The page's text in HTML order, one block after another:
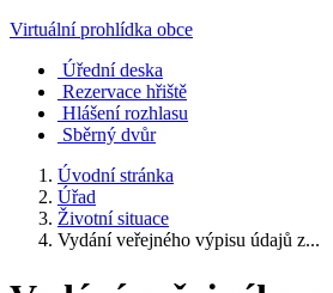
Virtuální prohlídka obce
Úřední deska
Rezervace hřiště
Hlášení rozhlasu
Sběrný dvůr
Úvodní stránka
Úřad
Životní situace
Vydání veřejného výpisu údajů z...